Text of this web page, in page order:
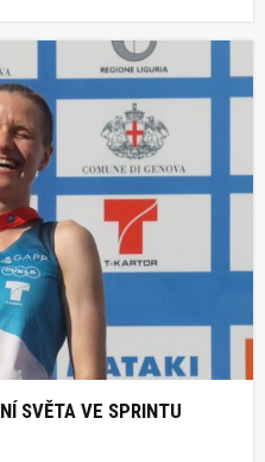
SVĚTA VE SPRINTU